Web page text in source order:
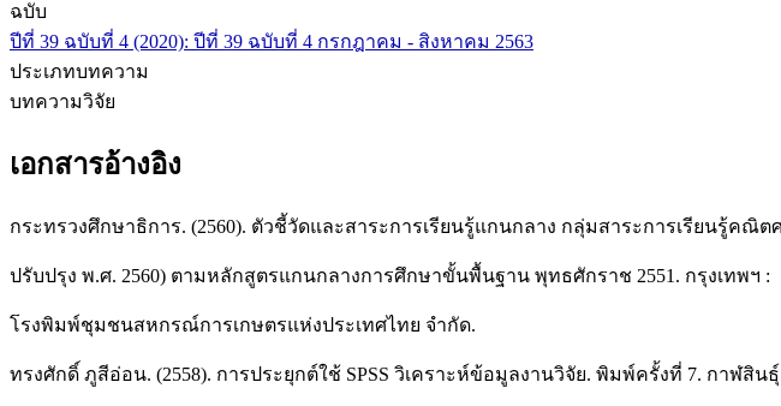
ฉบับ
ปีที่ 39 ฉบับที่ 4 (2020): ปีที่ 39 ฉบับที่ 4 กรกฎาคม - สิงหาคม 2563
ประเภทบทความ
บทความวิจัย
เอกสารอ้างอิง
กระทรวงศึกษาธิการ. (2560). ตัวชี้วัดและสาระการเรียนรู้แกนกลาง กลุ่มสาระการเรียนรู้คณิต
ปรับปรุง พ.ศ. 2560) ตามหลักสูตรแกนกลางการศึกษาขั้นพื้นฐาน พุทธศักราช 2551. กรุงเทพฯ :
โรงพิมพ์ชุมชนสหกรณ์การเกษตรแห่งประเทศไทย จำกัด.
ทรงศักดิ์ ภูสีอ่อน. (2558). การประยุกต์ใช้ SPSS วิเคราะห์ข้อมูลงานวิจัย. พิมพ์ครั้งที่ 7. กาฬสิน